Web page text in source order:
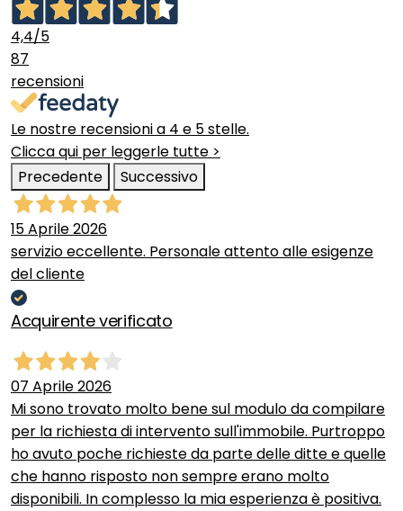
4,4/5
87
recensioni
Le nostre recensioni a 4 e 5 stelle.
Clicca qui per leggerle tutte >
Precedente
Successivo
15 Aprile 2026
servizio eccellente. Personale attento alle esigenze
del cliente
Acquirente verificato
07 Aprile 2026
Mi sono trovato molto bene sul modulo da compilare
per la richiesta di intervento sull'immobile. Purtroppo
ho avuto poche richieste da parte delle ditte e quelle
che hanno risposto non sempre erano molto
disponibili. In complesso la mia esperienza è positiva.